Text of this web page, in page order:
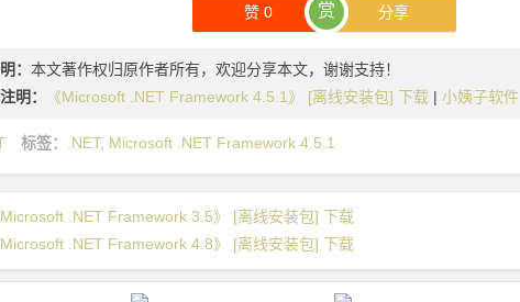
赞 0 赏 分享
：本文著作权归原作者所有，欢迎分享本文，谢谢支持！
明：
《Microsoft .NET Framework 4.5.1》 [离线安装包] 下载 | 小姨子软件
标签： .NET, Microsoft .NET Framework 4.5.1
Microsoft .NET Framework 3.5》 [离线安装包] 下载
Microsoft .NET Framework 4.8》 [离线安装包] 下载